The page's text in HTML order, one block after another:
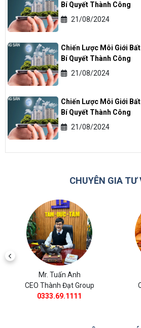
Bí Quyết Thành Công
21/08/2024
Chiến Lược Môi Giới
Bí Quyết Thành Công
21/08/2024
Chiến Lược Môi Giới
Bí Quyết Thành Công
21/08/2024
CHUYÊN GIA TƯ
Mr. Tuấn Anh
CEO Thành Đạt Group
0333.69.1111